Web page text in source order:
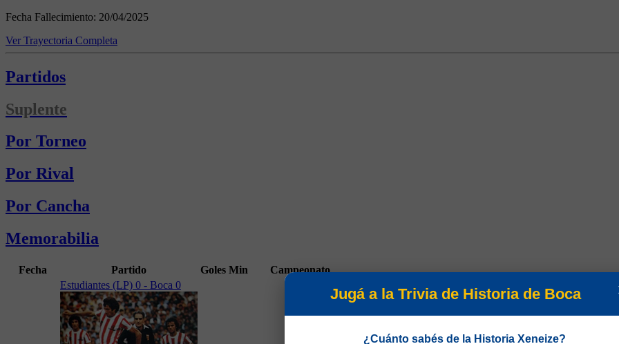
Fecha Fallecimiento: 20/04/2025
Ver Trayectoria Completa
Partidos
Suplente
Por Torneo
Por Rival
Por Cancha
Memorabilia
Fecha Partido Goles Min Campeonato
Estudiantes (LP) 0 - Boca 0 Jugá a la Trivia de Historia de Boca
¿Cuánto sabés de la Historia Xeneize?